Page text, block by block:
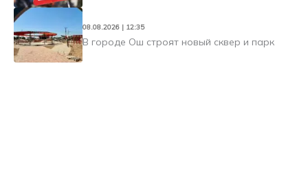
08.08.2026 | 12:35
В городе Ош строят новый сквер и парк